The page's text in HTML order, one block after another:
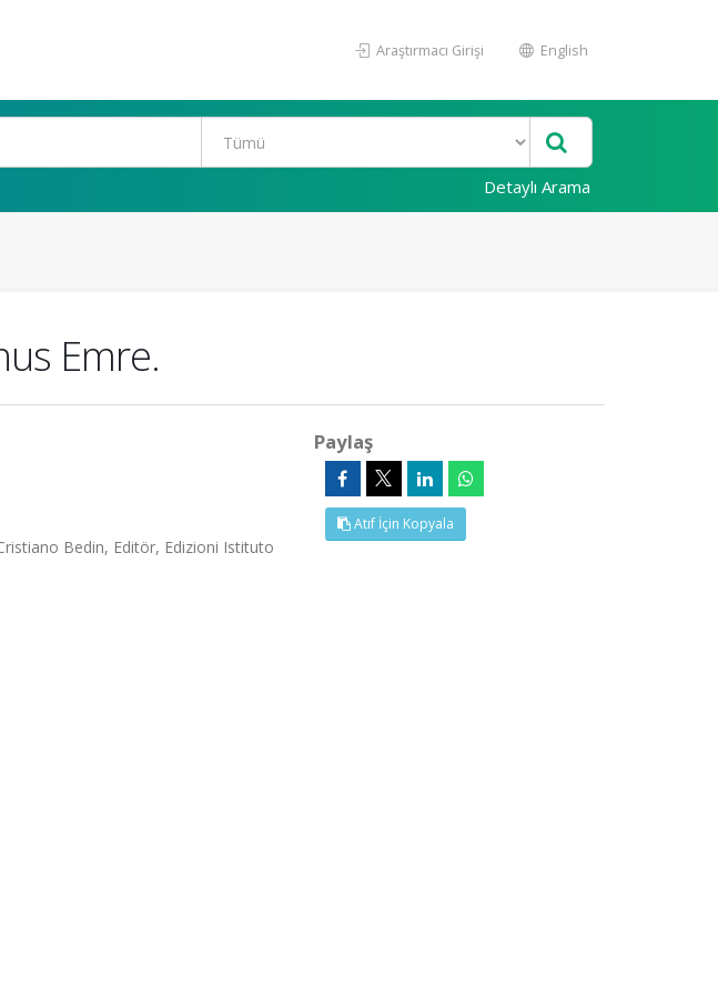
Araştırmacı Girişi English
Detaylı Arama
Emre.
Bedin, Editör, Edizioni Istituto
Paylaş
Atıf İçin Kopyala